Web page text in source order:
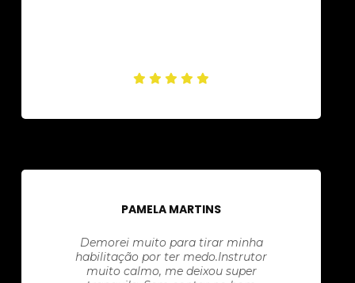
PAMELA MARTINS
Demorei muito para tirar minha
habilitação por ter medo.Instrutor
muito calmo, me deixou super